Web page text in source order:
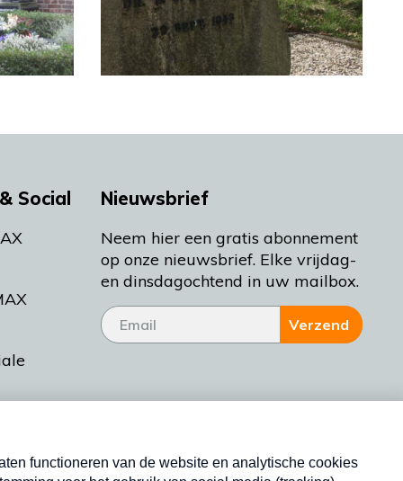
Social Nieuwsbrief
Neem hier een gratis abonnement
op onze nieuwsbrief. Elke vrijdag-
en dinsdagochtend in uw mailbox.
Verzend
Nieuwsbrief